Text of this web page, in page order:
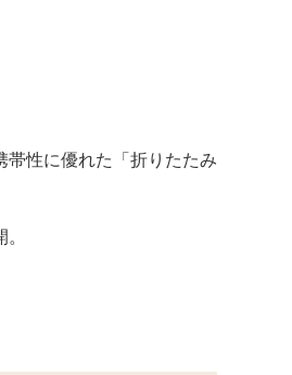
性に優れた「折りたたみ